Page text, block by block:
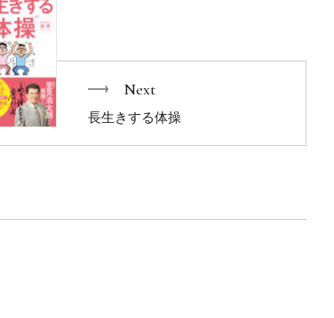
ックにも帯同する
のコンディショニング方法。
極の治療こそスポーツ医学です。
Next
長生きする体操